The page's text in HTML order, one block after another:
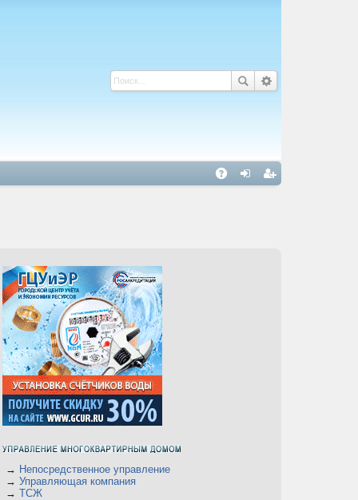
С
→ Непосредственное управление
→ Управляющая компания
→ ТСЖ